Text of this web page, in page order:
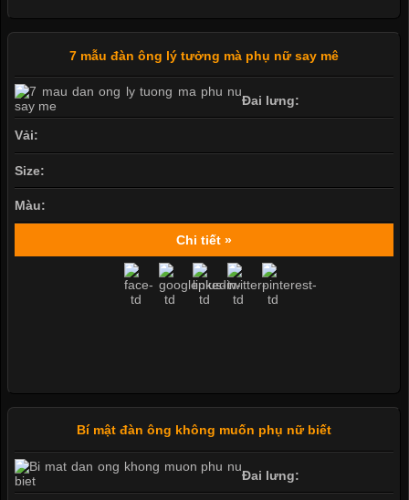
7 mẫu đàn ông lý tưởng mà phụ nữ say mê
Đai lưng:
Vải:
Size:
Màu:
Chi tiết »
Bí mật đàn ông không muốn phụ nữ biết
Đai lưng: